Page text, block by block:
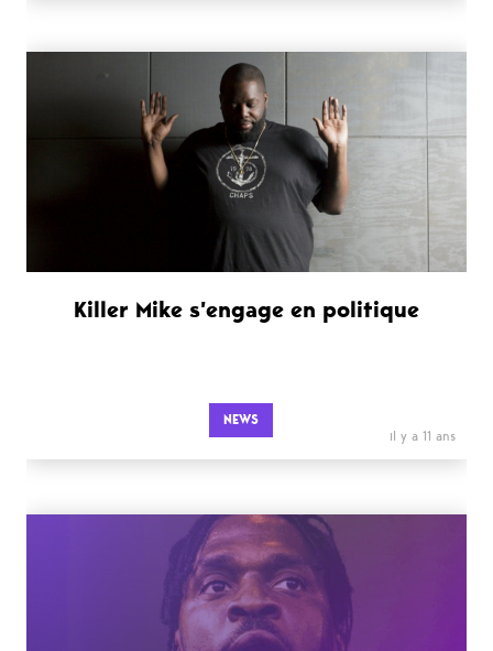
Killer Mike s’engage en politique
NEWS
il y a 11 ans